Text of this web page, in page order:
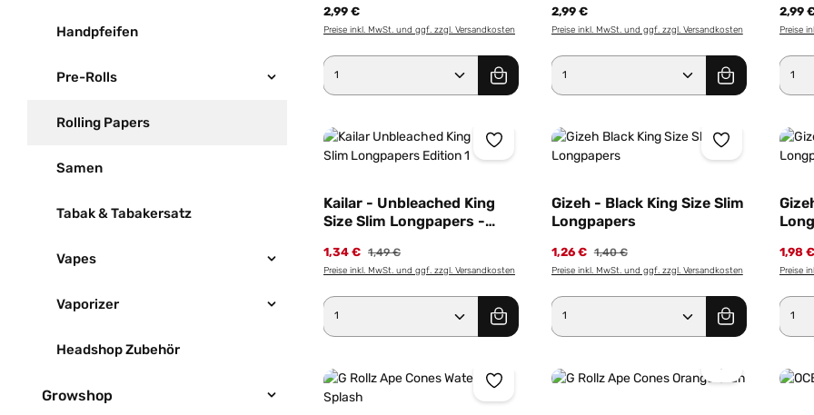
Handpfeifen
Pre-Rolls
Rolling Papers
Samen
Tabak & Tabakersatz
Vapes
Vaporizer
Headshop Zubehör
Growshop
2,99 €
Preise inkl. MwSt. und ggf. zzgl. Versandkosten
Produkt Anzahl: Gib den gewünschten Wert ein
2,99 €
Preise inkl. MwSt. und ggf. zzgl. Versandkosten
Produkt Anzahl: Gib den
2,99
Preise
Kailar - Unbleached King
Size Slim Longpapers -
1,34 € 1,49 €
Preise inkl. MwSt. und ggf. zzgl. Versandkosten
Produkt Anzahl: Gib den gewünschten Wert ein
Gizeh - Black King Size Slim
Longpapers
1,26 € 1,40 €
Preise inkl. MwSt. und ggf. zzgl. Versandkosten
Produkt Anzahl: Gib den
1,98 €
Preise